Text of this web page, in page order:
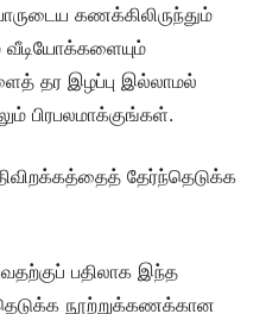
கணக்கிலிருந்தும்
தர இழப்பு இல்லாமல்
பிரபலமாக்குங்கள்.
தேர்ந்தெடுக்க
பதிலாக இந்த
நூற்றுக்கணக்கான